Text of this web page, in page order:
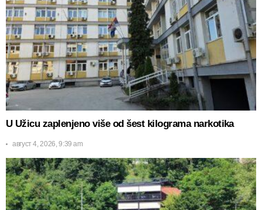
U Užicu zaplenjeno više od šest kilograma narkotika
август 4, 2026, 9:39 am